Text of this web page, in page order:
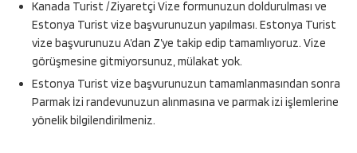
Kanada Turist /Ziyaretçi Vize formunuzun doldurulması ve
Estonya Turist vize başvurunuzun yapılması. Estonya Turist
vize başvurunuzu A’dan Z’ye takip edip tamamlıyoruz. Vize
görüşmesine gitmiyorsunuz, mülakat yok.
Estonya Turist vize başvurunuzun tamamlanmasından sonra
Parmak İzi randevunuzun alınmasına ve parmak izi işlemlerine
yönelik bilgilendirilmeniz.